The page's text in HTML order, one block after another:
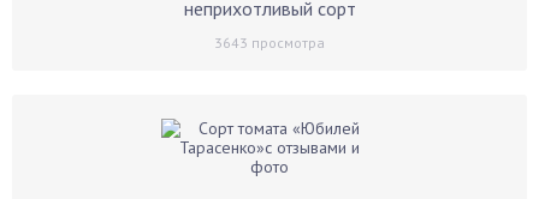
неприхотливый сорт
3643 просмотра